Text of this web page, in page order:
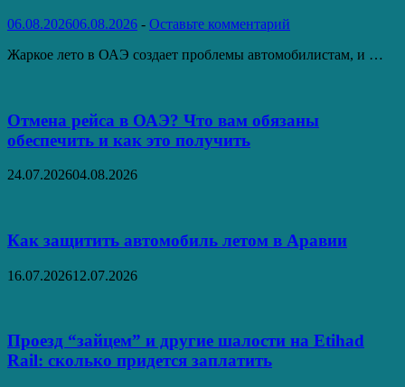
06.08.202606.08.2026 - Оставьте комментарий
Жаркое лето в ОАЭ создает проблемы автомобилистам, и …
Отмена рейса в ОАЭ? Что вам обязаны
обеспечить и как это получить
24.07.202604.08.2026
Как защитить автомобиль летом в Аравии
16.07.202612.07.2026
Проезд “зайцем” и другие шалости на Etihad
Rail: сколько придется заплатить